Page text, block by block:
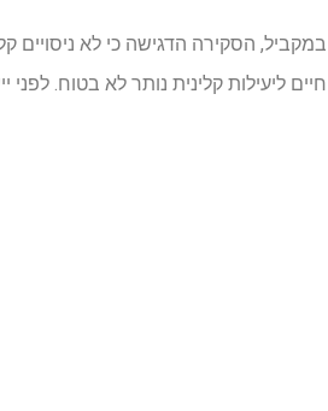
במקביל, הסקירה הדגישה כי לא ניסויים
חיים ליעילות קלינית נותר לא בטוח.